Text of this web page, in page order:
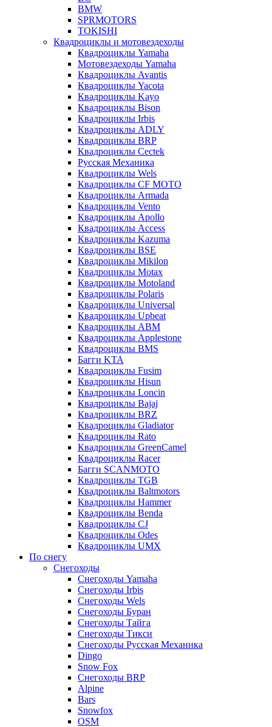
BMW
SPRMOTORS
TOKISHI
Квадроциклы и мотовездеходы
Квадроциклы Yamaha
Мотовездеходы Yamaha
Квадроциклы Avantis
Квадроциклы Yacota
Квадроциклы Kayo
Квадроциклы Bison
Квадроциклы Irbis
Квадроциклы ADLY
Квадроциклы BRP
Квадроциклы Cectek
Русская Механика
Квадроциклы Wels
Квадроциклы CF MOTO
Квадроциклы Armada
Квадроциклы Vento
Квадроциклы Apollo
Квадроциклы Access
Квадроциклы Kazuma
Квадроциклы BSE
Квадроциклы Mikilon
Квадроциклы Motax
Квадроциклы Motoland
Квадроциклы Polaris
Квадроциклы Universal
Квадроциклы Upbeat
Квадроциклы ABM
Квадроциклы Applestone
Квадроциклы BMS
Багги KTA
Квадроциклы Fusim
Квадроциклы Hisun
Квадроциклы Loncin
Квадроциклы Bajaj
Квадроциклы BRZ
Квадроциклы Gladiator
Квадроциклы Rato
Квадроциклы GreenCamel
Квадроциклы Racer
Багги SCANMOTO
Квадроциклы TGB
Квадроциклы Baltmotors
Квадроциклы Hammer
Квадроциклы Benda
Квадроциклы CJ
Квадроциклы Odes
Квадроциклы UMX
По снегу
Снегоходы
Снегоходы Yamaha
Снегоходы Irbis
Снегоходы Wels
Снегоходы Буран
Снегоходы Тайга
Снегоходы Тикси
Снегоходы Русская Механика
Dingo
Snow Fox
Снегоходы BRP
Alpine
Bars
Snowfox
OSM